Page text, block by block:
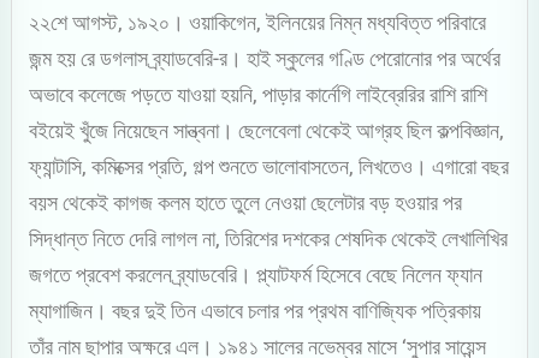
২২শে আগস্ট, ১৯২০। ওয়াকিগেন, ইলিনয়ের নিম্ন মধ্যবিত্ত পরিবারে
জন্ম হয় রে ডগলাস ব্র্যাডবেরি-র। হাই স্কুলের গণ্ডি পেরোনোর পর অর্থের
অভাবে কলেজে পড়তে যাওয়া হয়নি, পাড়ার কার্নেগি লাইব্রেরির রাশি রাশি
বইয়েই খুঁজে নিয়েছেন সান্ত্বনা। ছেলেবেলা থেকেই আগ্রহ ছিল কল্পবিজ্ঞান,
ফ্যান্টাসি, কমিক্সের প্রতি, গল্প শুনতে ভালোবাসতেন, লিখতেও। এগারো বছর
বয়স থেকেই কাগজ কলম হাতে তুলে নেওয়া ছেলেটার বড় হওয়ার পর
সিদ্ধান্ত নিতে দেরি লাগল না, তিরিশের দশকের শেষদিক থেকেই লেখালিখির
জগতে প্রবেশ করলেন ব্র্যাডবেরি। প্ল্যাটফর্ম হিসেবে বেছে নিলেন ফ্যান
ম্যাগাজিন। বছর দুই তিন এভাবে চলার পর প্রথম বাণিজ্যিক পত্রিকায়
তাঁর নাম ছাপার অক্ষরে এল। ১৯৪১ সালের নভেম্বর মাসে ‘সুপার সায়েন্স